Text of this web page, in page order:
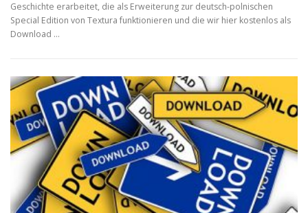
Geschichte erarbeitet, die als Erweiterung zur deutsch-polnischen
Special Edition von Textura funktionieren und die wir hier kostenlos als
Download …